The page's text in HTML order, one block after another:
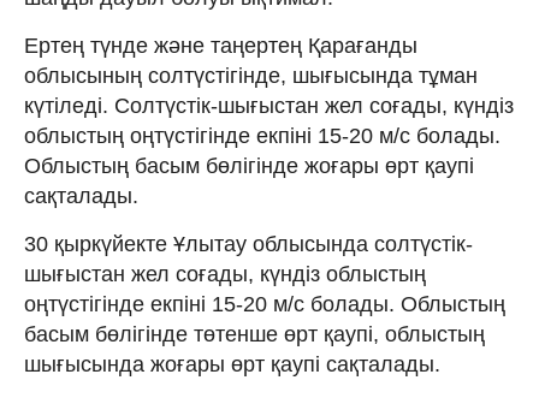
Ертең түнде және таңертең Қарағанды
облысының солтүстігінде, шығысында тұман
күтіледі. Солтүстік-шығыстан жел соғады, күндіз
облыстың оңтүстігінде екпіні 15-20 м/с болады.
Облыстың басым бөлігінде жоғары өрт қаупі
сақталады.
30 қыркүйекте Ұлытау облысында солтүстік-
шығыстан жел соғады, күндіз облыстың
оңтүстігінде екпіні 15-20 м/с болады. Облыстың
басым бөлігінде төтенше өрт қаупі, облыстың
шығысында жоғары өрт қаупі сақталады.